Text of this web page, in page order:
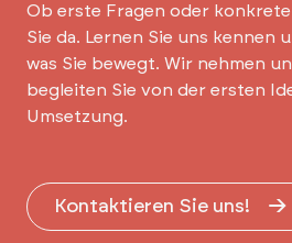
Ob erste Fragen oder
Sie da. Lernen Sie uns kennen
was Sie bewegt. Wir nehmen
begleiten Sie von der ersten
Umsetzung.
Kontaktieren Sie uns!